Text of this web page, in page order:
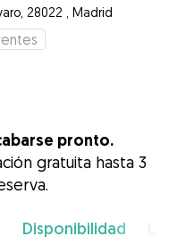
28022 , Madrid
pronto.
gratuita hasta 3
Disponibilidad